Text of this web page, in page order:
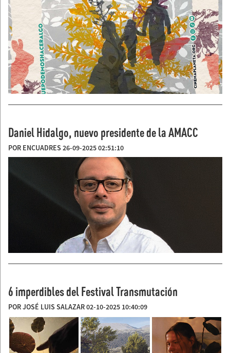
Daniel Hidalgo, nuevo presidente de la AMACC
POR ENCUADRES 26-09-2025 02:51:10
6 imperdibles del Festival Transmutación
POR JOSÉ LUIS SALAZAR 02-10-2025 10:40:09